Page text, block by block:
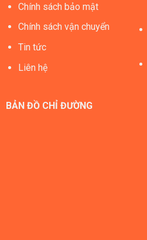
Chính sách bảo mật
Chính sách vận chuyển
Tin tức
Liên hệ
BẢN ĐỒ CHỈ ĐƯỜNG